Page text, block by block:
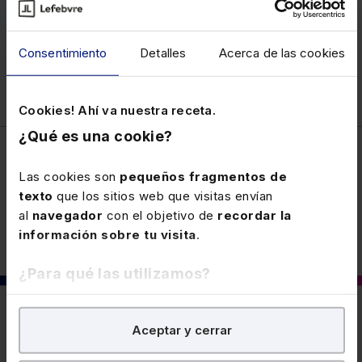
Consentimiento Detalles Acerca de las cookies
Cookies! Ahí va nuestra receta.
¿Qué es una cookie?
Las cookies son pequeños fragmentos de
texto que los sitios web que visitas envían
al navegador con el objetivo de recordar la
información sobre tu visita.
¿Para qué las utilizamos?
En Lefebvre utilizamos las cookies confines
para tratar demejorar tu experiencia
nuestra página web. También con fines publicitarios,
Aceptar y cerrar
Ver memento
Laboral
También puede interesarte